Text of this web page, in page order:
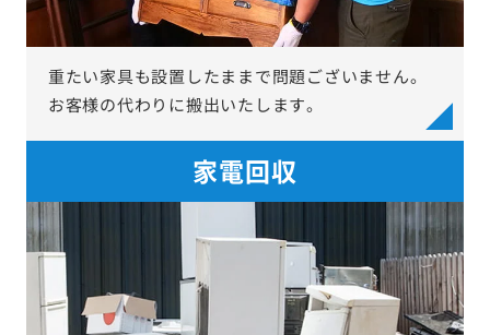
重たい家具も設置したままで問題ございません。
お客様の代わりに搬出いたします。
家電回収